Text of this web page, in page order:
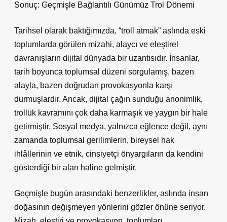
Sonuç: Geçmişle Bağlantılı Günümüz Trol Dönemi
Tarihsel olarak baktığımızda, “troll atmak” aslında eski
toplumlarda görülen mizahi, alaycı ve eleştirel
davranışların dijital dünyada bir uzantısıdır. İnsanlar,
tarih boyunca toplumsal düzeni sorgulamış, bazen
alayla, bazen doğrudan provokasyonla karşı
durmuşlardır. Ancak, dijital çağın sunduğu anonimlik,
trollük kavramını çok daha karmaşık ve yaygın bir hale
getirmiştir. Sosyal medya, yalnızca eğlence değil, aynı
zamanda toplumsal gerilimlerin, bireysel hak
ihlâllerinin ve etnik, cinsiyetçi önyargıların da kendini
gösterdiği bir alan haline gelmiştir.
Geçmişle bugün arasındaki benzerlikler, aslında insan
doğasının değişmeyen yönlerini gözler önüne seriyor.